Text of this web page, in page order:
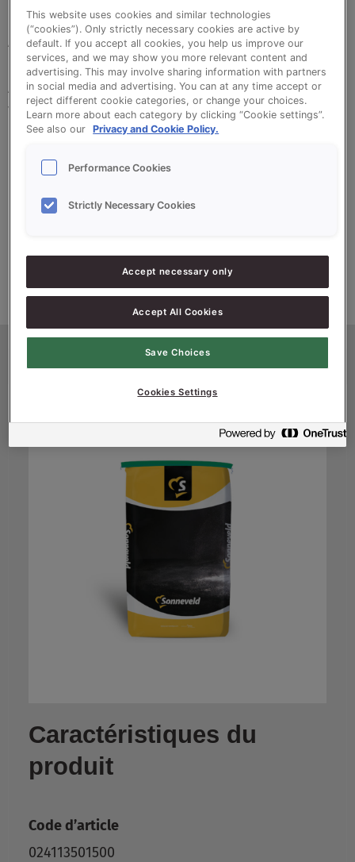
Améliorant concentré en poudre.
Adapté à toutes les variétés de pain, il complète
votre améliorant habituel pour la fabrication de
produits extrêmement moelleux.
Augmente significativement le moelleux des
produits finis
Informations sur le produit
Caractéristiques du
produit
Code d’article
024113501500
This website uses cookies and similar technologies
(“cookies”). Only strictly necessary cookies are active by
default. If you accept all cookies, you help us improve our
services, and we may show you more relevant content and
advertising. This may involve sharing information with partners
in social media and advertising. You can at any time accept or
reject different cookie categories, or change your choices.
Learn more about each category by clicking “Cookie settings”.
See also our
Privacy and Cookie Policy.
Performance Cookies
Strictly Necessary Cookies
Accept necessary only
Accept All Cookies
Save Choices
Cookies Settings